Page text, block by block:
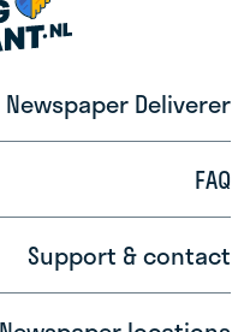
Deliverer
FAQ
Support & contact